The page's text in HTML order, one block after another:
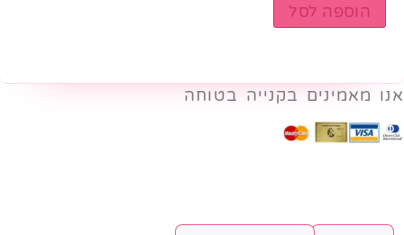
הוספה לסל
אנו מאמינים בקנייה בטוחה